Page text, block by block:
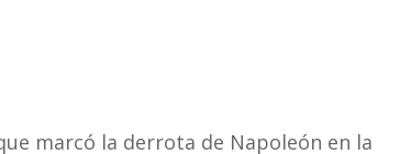
marcó la derrota de Napoleón en la